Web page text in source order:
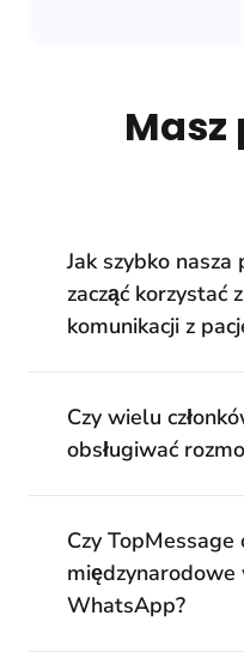
Jak szybko
zacząć korzystać
komunikacji z
Czy wielu
obsługiwać
Czy TopMessage
międzynarodowe
WhatsApp?